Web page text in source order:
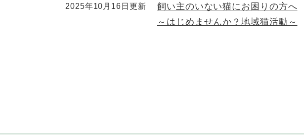
2025年10月16日更新
飼い主のいない猫にお困りの方へ
～はじめませんか？地域猫活動～